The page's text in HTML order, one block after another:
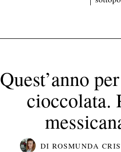
Quest’anno
cioccolata.
DIROSMUNDA